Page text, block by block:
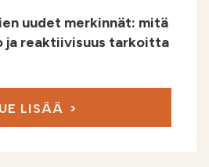
uudet merkinnät: mitä
ja reaktiivisuus tarkoitta
LISÄÄ